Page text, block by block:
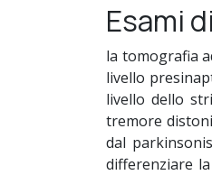
Esami
la tomografia
livello
livello dello
tremore
dal
differenziare